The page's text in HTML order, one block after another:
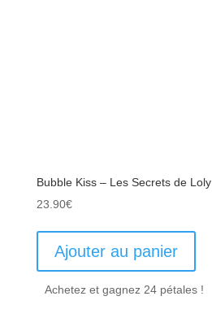
Bubble Kiss – Les Secrets de Loly
23.90€
Ajouter au panier
Achetez et gagnez 24 pétales !